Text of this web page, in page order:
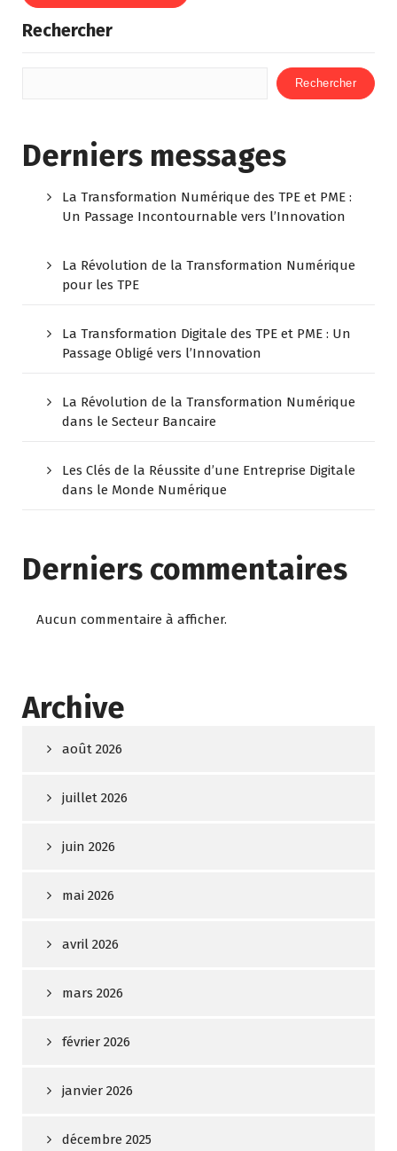
Rechercher
Rechercher
Derniers messages
La Transformation Numérique des TPE et PME :
Un Passage Incontournable vers l’Innovation
La Révolution de la Transformation Numérique
pour les TPE
La Transformation Digitale des TPE et PME : Un
Passage Obligé vers l’Innovation
La Révolution de la Transformation Numérique
dans le Secteur Bancaire
Les Clés de la Réussite d’une Entreprise Digitale
dans le Monde Numérique
Derniers commentaires
Aucun commentaire à afficher.
Archive
août 2026
juillet 2026
juin 2026
mai 2026
avril 2026
mars 2026
février 2026
janvier 2026
décembre 2025